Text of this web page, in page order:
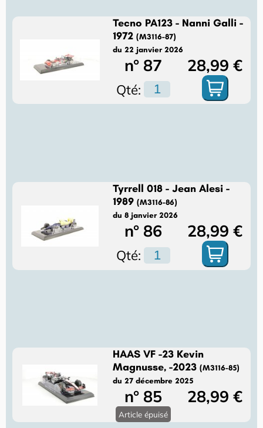
Tecno PA123 - Nanni Galli -
1972(M3116-87)
du 22 janvier 2026
n° 87 28,99 €
Qté:
Tyrrell 018 - Jean Alesi -
1989(M3116-86)
du 8 janvier 2026
n° 86 28,99 €
Qté:
HAAS VF -23 Kevin
Magnusse, -2023(M3116-85)
du 27 décembre 2025
n° 85 28,99 €
Article épuisé